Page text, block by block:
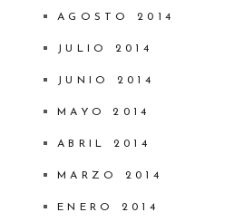
AGOSTO 2014
JULIO 2014
JUNIO 2014
MAYO 2014
ABRIL 2014
MARZO 2014
ENERO 2014